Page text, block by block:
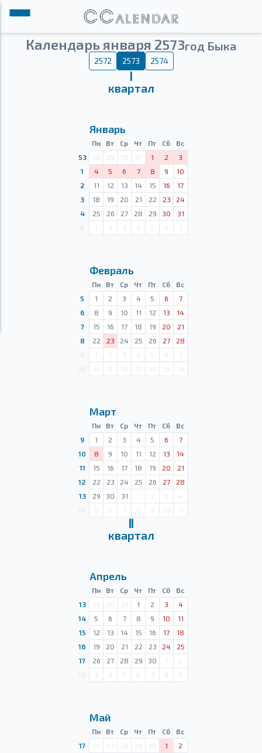
Календарь января 2573год Быка
2572 2573 2574
Ⅰ
квартал
Январь
Пн Вт Ср Чт Пт Сб
Вс
53
28 29 30 31 1 2
3
1
4 5 6 7 8 9
10
2
11 12 13 14 15 16
17
3
18 19 20 21 22 23
24
4
25 26 27 28 29 30
31
1 2 3 4 5 6 7
Февраль
Пн Вт Ср Чт Пт Сб
Вс
5
1 2 3 4 5 6
7
6
8 9 10 11 12 13
14
7
15 16 17 18 19 20
21
8
22 23 24 25 26 27
28
1 2 3 4 5 6
7
8 9 10 11 12 13 14
Март
Пн Вт Ср Чт Пт Сб
Вс
9
1 2 3 4 5 6
7
10
8 9 10 11 12 13
14
11
15 16 17 18 19 20
21
12
22 23 24 25 26 27
28
13
29 30 31 1 2 3
4
5 6 7 8 9 10 11
Ⅱ
квартал
Апрель
Пн Вт Ср Чт Пт Сб
Вс
13
29 30 31 1 2 3
4
14
5 6 7 8 9 10
11
15
12 13 14 15 16 17
18
16
19 20 21 22 23 24
25
17
26 27 28 29 30 1
2
3 4 5 6 7 8 9
Май
Пн Вт Ср Чт Пт Сб
Вс
17
26 27 28 29 30 1
2